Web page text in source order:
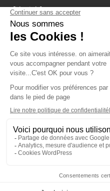
fiducial.fr
lyoncapitale.fr
olympique-et-lyonnais.com
L'application Iphone /
Les cookies
Gestion des cookies
Crédit photos :